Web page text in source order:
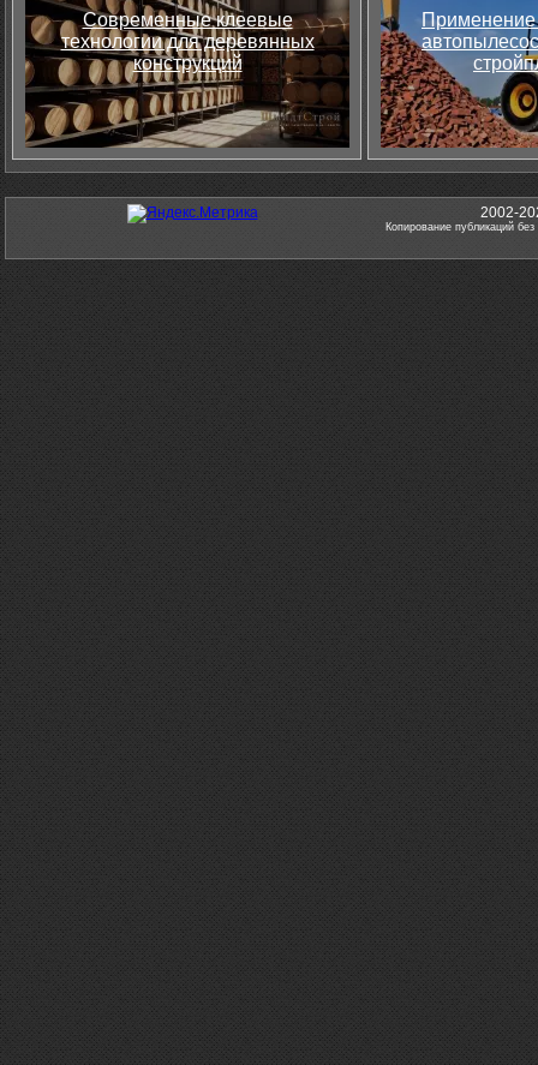
Современные клеевые
технологии для деревянных
конструкций
Применение
2002-
Копирование публикаций